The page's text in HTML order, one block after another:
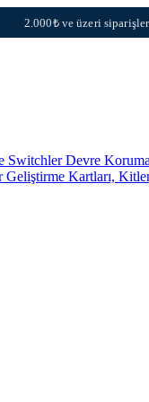
2.000₺ ve üzeri
SwitchlerDevre Koruma
Geliştirme Kartları,